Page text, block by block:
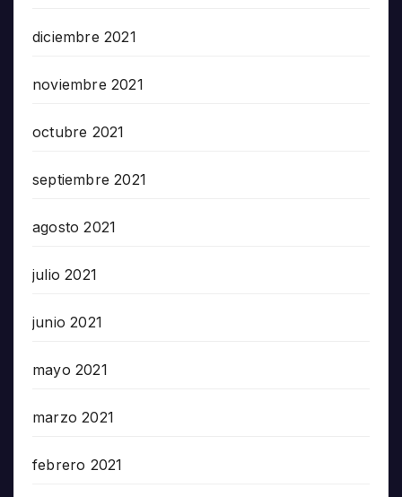
diciembre 2021
noviembre 2021
octubre 2021
septiembre 2021
agosto 2021
julio 2021
junio 2021
mayo 2021
marzo 2021
febrero 2021